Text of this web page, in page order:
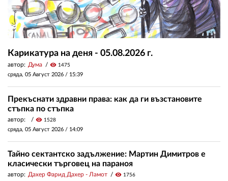
Карикатура на деня - 05.08.2026 г.
автор: Дума visibility 1475
сряда, 05 Август 2026 / 15:39
Прекъснати здравни права: как да ги възстановите
стъпка по стъпка
автор: visibility 1528
сряда, 05 Август 2026 / 14:09
Тайно сектантско задължение: Мартин Димитров е
класически търговец на параноя
автор: Дахер Фарид Дахер - Ламот visibility 1756